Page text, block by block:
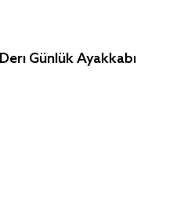
Günlük Ayakkabı